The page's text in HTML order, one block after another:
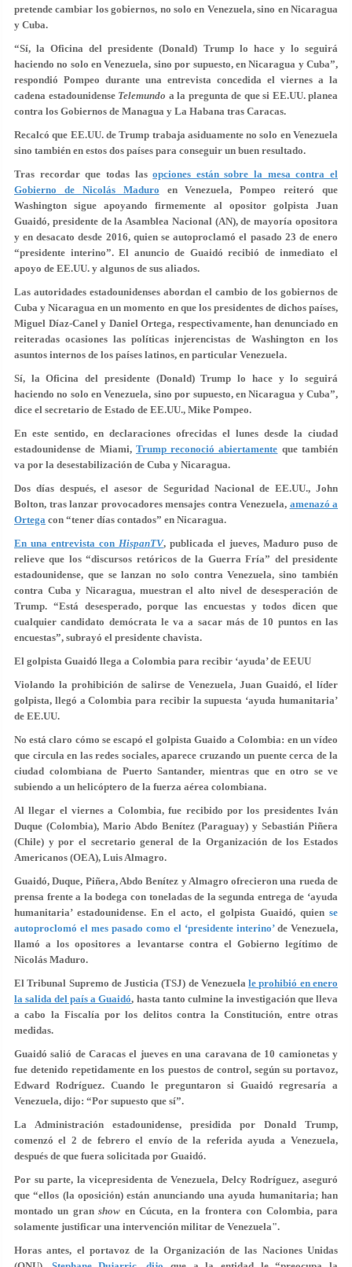
pretende cambiar los gobiernos, no solo en Venezuela, sino en Nicaragua
y Cuba.
“Sí, la Oficina del presidente (Donald) Trump lo hace y lo seguirá
haciendo no solo en Venezuela, sino por supuesto, en Nicaragua y Cuba”,
respondió Pompeo durante una entrevista concedida el viernes a la
cadena estadounidense Telemundo a la pregunta de que si EE.UU. planea
contra los Gobiernos de Managua y La Habana tras Caracas.
Recalcó que EE.UU. de Trump trabaja asiduamente no solo en Venezuela
sino también en estos dos países para conseguir un buen resultado.
Tras recordar que todas lasopciones están sobre la mesa contra el
Gobierno de Nicolás Maduro en Venezuela, Pompeo reiteró que
Washington sigue apoyando firmemente al opositor golpista Juan
Guaidó, presidente de la Asamblea Nacional (AN), de mayoría opositora
y en desacato desde 2016, quien se autoproclamó el pasado 23 de enero
“presidente interino”. El anuncio de Guaidó recibió de inmediato el
apoyo de EE.UU. y algunos de sus aliados.
Las autoridades estadounidenses abordan el cambio de los gobiernos de
Cuba y Nicaragua en un momento en que los presidentes de dichos países,
Miguel Díaz-Canel y Daniel Ortega, respectivamente, han denunciado en
reiteradas ocasiones las políticas injerencistas de Washington en los
asuntos internos de los países latinos, en particular Venezuela.
Sí, la Oficina del presidente (Donald) Trump lo hace y lo seguirá
haciendo no solo en Venezuela, sino por supuesto, en Nicaragua y Cuba”,
dice el secretario de Estado de EE.UU., Mike Pompeo.
En este sentido, en declaraciones ofrecidas el lunes desde la ciudad
estadounidense de Miami, Trump reconoció abiertamente que también
va por la desestabilización de Cuba y Nicaragua.
Dos días después, el asesor de Seguridad Nacional de EE.UU., John
Bolton, tras lanzar provocadores mensajes contra Venezuela, amenazó a
Ortega con “tener días contados” en Nicaragua.
En una entrevista con HispanTV, publicada el jueves, Maduro puso de
relieve que los “discursos retóricos de la Guerra Fría” del presidente
estadounidense, que se lanzan no solo contra Venezuela, sino también
contra Cuba y Nicaragua, muestran el alto nivel de desesperación de
Trump. “Está desesperado, porque las encuestas y todos dicen que
cualquier candidato demócrata le va a sacar más de 10 puntos en las
encuestas”, subrayó el presidente chavista.
El golpista Guaidó llega a Colombia para recibir ‘ayuda’ de EEUU
Violando la prohibición de salirse de Venezuela, Juan Guaidó, el líder
golpista, llegó a Colombia para recibir la supuesta ‘ayuda humanitaria’
de EE.UU.
No está claro cómo se escapó el golpista Guaido a Colombia: en un vídeo
que circula en las redes sociales, aparece cruzando un puente cerca de la
ciudad colombiana de Puerto Santander, mientras que en otro se ve
subiendo a un helicóptero de la fuerza aérea colombiana.
Al llegar el viernes a Colombia, fue recibido por los presidentes Iván
Duque (Colombia), Mario Abdo Benítez (Paraguay) y Sebastián Piñera
(Chile) y por el secretario general de la Organización de los Estados
Americanos (OEA), Luis Almagro.
Guaidó, Duque, Piñera, Abdo Benítez y Almagro ofrecieron una rueda de
prensa frente a la bodega con toneladas de la segunda entrega de ‘ayuda
humanitaria’ estadounidense. En el acto, el golpista Guaidó, quien se
autoproclomó el mes pasado como el ‘presidente interino’de Venezuela,
llamó a los opositores a levantarse contra el Gobierno legítimo de
Nicolás Maduro.
El Tribunal Supremo de Justicia (TSJ) de Venezuelale prohibió en enero
la salida del país a Guaidó, hasta tanto culmine la investigación que lleva
a cabo la Fiscalía por los delitos contra la Constitución, entre otras
medidas.
Guaidó salió de Caracas el jueves en una caravana de 10 camionetas y
fue detenido repetidamente en los puestos de control, según su portavoz,
Edward Rodríguez. Cuando le preguntaron si Guaidó regresaría a
Venezuela, dijo: “Por supuesto que sí”.
La Administración estadounidense, presidida por Donald Trump,
comenzó el 2 de febrero el envío de la referida ayuda a Venezuela,
después de que fuera solicitada por Guaidó.
Por su parte, la vicepresidenta de Venezuela, Delcy Rodríguez, aseguró
que “ellos (la oposición) están anunciando una ayuda humanitaria; han
montado un granshow en Cúcuta, en la frontera con Colombia, para
solamente justificar una intervención militar de Venezuela".
Horas antes, el portavoz de la Organización de las Naciones Unidas